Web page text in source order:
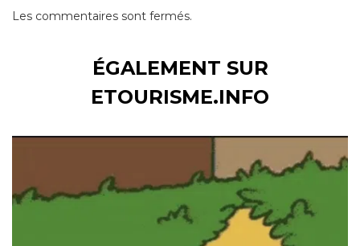
Les commentaires sont fermés.
ÉGALEMENT SUR
ETOURISME.INFO